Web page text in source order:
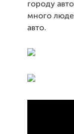
городу
много
авто.